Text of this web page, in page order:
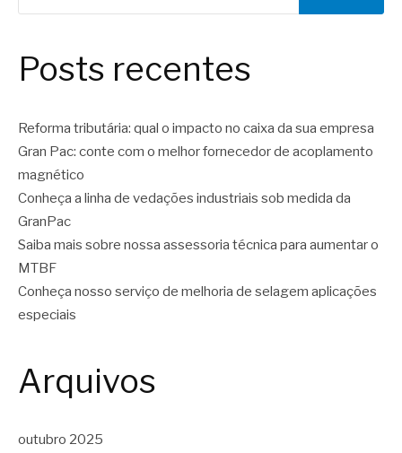
Posts recentes
Reforma tributária: qual o impacto no caixa da sua empresa
Gran Pac: conte com o melhor fornecedor de acoplamento
magnético
Conheça a linha de vedações industriais sob medida da
GranPac
Saiba mais sobre nossa assessoria técnica para aumentar o
MTBF
Conheça nosso serviço de melhoria de selagem aplicações
especiais
Arquivos
outubro 2025